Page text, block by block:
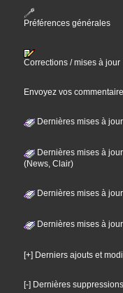
Préférences générales
Corrections / mises à jour
Envoyez vos
Dernières mises à
Dernières mises à jour
(News, Clair)
Dernières mises à
Dernières mises à
[+] Derniers ajouts et
[-] Dernières suppressions